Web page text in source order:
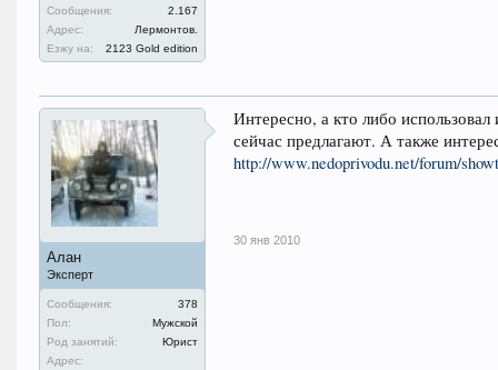
Сообщения:
2.167
Адрес:
Лермонтов.
Езжу на:
2123 Gold edition
Алан
Эксперт
Сообщения:
378
Пол:
Мужской
Род занятий:
Юрист
Адрес:
Интересно, а кто либо
сейчас предлагают. А также
http://www.nedoprivodu.net/forum/
30 янв 2010